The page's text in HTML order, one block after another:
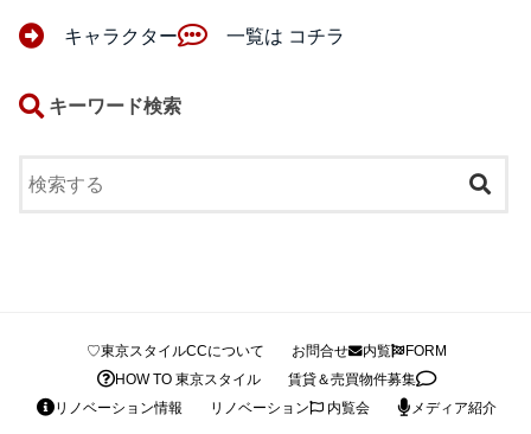
キャラクター 一覧は コチラ
キーワード検索
♡東京スタイルCCについて お問合せ 内覧
FORM
HOW TO 東京スタイル
賃貸＆売買物件募集
リノベーション情報
リノベーション 内覧会 メディア紹介